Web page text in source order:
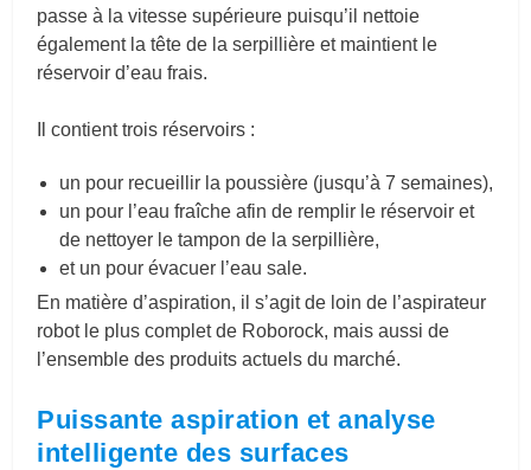
passe à la vitesse supérieure puisqu’il nettoie
également la tête de la serpillière et maintient le
réservoir d’eau frais.
Il contient trois réservoirs :
un pour recueillir la poussière (jusqu’à 7 semaines),
un pour l’eau fraîche afin de remplir le réservoir et
de nettoyer le tampon de la serpillière,
et un pour évacuer l’eau sale.
En matière d’aspiration, il s’agit de loin de l’aspirateur
robot le plus complet de Roborock, mais aussi de
l’ensemble des produits actuels du marché.
Puissante aspiration et analyse
intelligente des surfaces